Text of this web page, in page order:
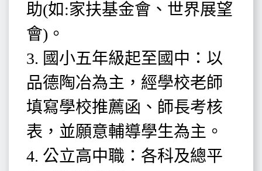
助(如:家扶基金會、世界展望
會)。
3. 國小五年級起至國中：以
品德陶冶為主，經學校老師
填寫學校推薦函、師長考核
表，並願意輔導學生為主。
4. 公立高中職：各科及總平